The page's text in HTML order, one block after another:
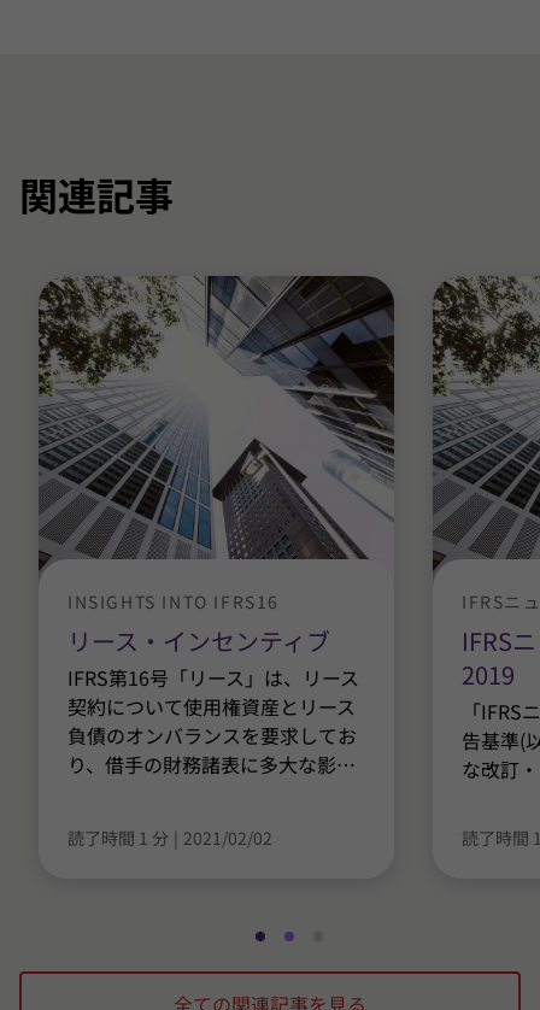
関連記事
リース・インセンティブ
INSIGHTS INTO IFRS16
IFRS第16号「リース」は、リース
契約について使用権資産とリース
負債のオンバランスを要求してお
り、借手の財務諸表に多大な影…
読了時間 1 分 | 2021/02/02
IFRS
2019
IFRSニ
「IFRS
告基準(
な改訂
読了時間
ス
ラ
ス
ラ ラ
全ての関連記事を見る